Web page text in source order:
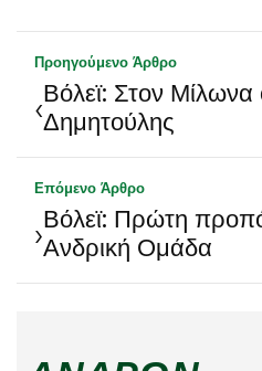
Προηγούμενο Άρθρο
‹Βόλεϊ: Στον
Δημητούλης
Επόμενο Άρθρο
›Βόλεϊ: Πρώτη
Ανδρική Ομάδα